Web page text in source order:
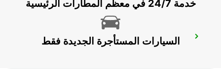
LONDON HEATHROW AIRPORT
خدمة 24/7 في معظم المطارات الرئيسية
السيارات المستأجرة الجديدة فقط